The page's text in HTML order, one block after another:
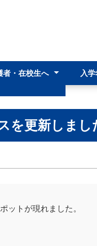
者・在校生へ
生へ
入
中学生･中学校教諭
入試情報
を更新しまし
ットが現れました。